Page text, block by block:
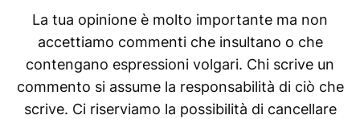
La tua opinione è molto importante ma non
accettiamo commenti che insultano o che
contengano espressioni volgari. Chi scrive un
commento si assume la responsabilità di ciò che
scrive. Ci riserviamo la possibilità di cancellare